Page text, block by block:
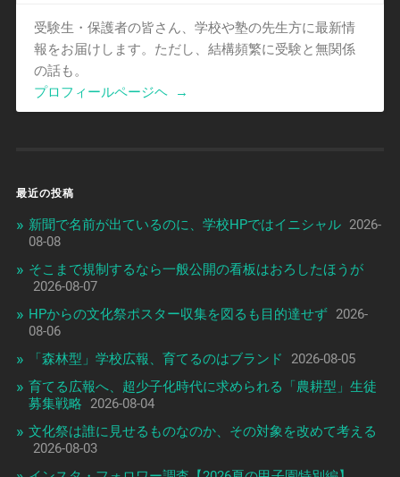
受験生・保護者の皆さん、学校や塾の先生方に最新情
報をお届けします。ただし、結構頻繁に受験と無関係
の話も。
プロフィールページヘ
→
最近の投稿
新聞で名前が出ているのに、学校HPではイニシャル 2026-
08-08
そこまで規制するなら一般公開の看板はおろしたほうが
2026-08-07
HPからの文化祭ポスター収集を図るも目的達せず 2026-
08-06
「森林型」学校広報、育てるのはブランド
2026-08-05
育てる広報へ、超少子化時代に求められる「農耕型」生徒
募集戦略
2026-08-04
文化祭は誰に見せるものなのか、その対象を改めて考える
2026-08-03